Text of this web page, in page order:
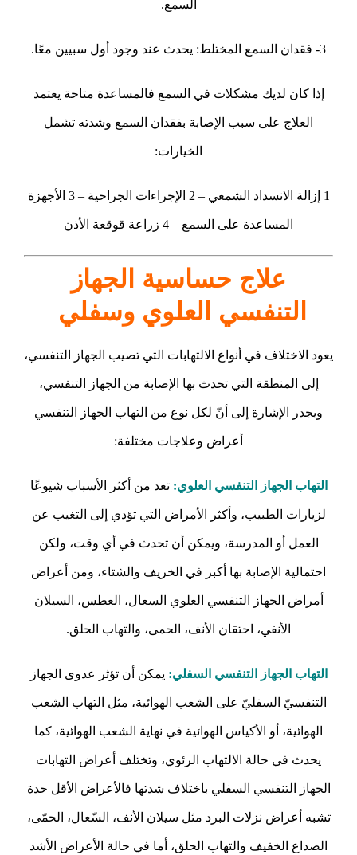
السمع.
3- فقدان السمع المختلط: يحدث عند وجود أول سبيين معًا.
إذا كان لديك مشكلات في السمع فالمساعدة متاحة يعتمد
العلاج على سبب الإصابة بفقدان السمع وشدته تشمل
الخيارات:
1 إزالة الانسداد الشمعي – 2 الإجراءات الجراحية – 3 الأجهزة
المساعدة على السمع – 4 زراعة قوقعة الأذن
علاج حساسية الجهاز
التنفسي العلوي وسفلي
يعود الاختلاف في أنواع الالتهابات التي تصيب الجهاز التنفسي،
إلى المنطقة التي تحدث بها الإصابة من الجهاز التنفسي،
ويجدر الإشارة إلى أنّ لكل نوع من التهاب الجهاز التنفسي
أعراض وعلاجات مختلفة:
التهاب الجهاز التنفسي العلوي: تعد من أكثر الأسباب شيوعًا
لزيارات الطبيب، وأكثر الأمراض التي تؤدي إلى التغيب عن
العمل أو المدرسة، ويمكن أن تحدث في أي وقت، ولكن
احتمالية الإصابة بها أكبر في الخريف والشتاء، ومن أعراض
أمراض الجهاز التنفسي العلوي السعال، العطس، السيلان
الأنفي، احتقان الأنف، الحمى، والتهاب الحلق.
التهاب الجهاز التنفسي السفلي: يمكن أن تؤثر عدوى الجهاز
التنفسيّ السفليّ على الشعب الهوائية، مثل التهاب الشعب
الهوائية، أو الأكياس الهوائية في نهاية الشعب الهوائية، كما
يحدث في حالة الالتهاب الرئوي، وتختلف أعراض التهابات
الجهاز التنفسي السفلي باختلاف شدتها فالأعراض الأقل حدة
تشبه أعراض نزلات البرد مثل سيلان الأنف، السّعال، الحمّى،
الصداع الخفيف والتهاب الحلق، أما في حالة الأعراض الأشد